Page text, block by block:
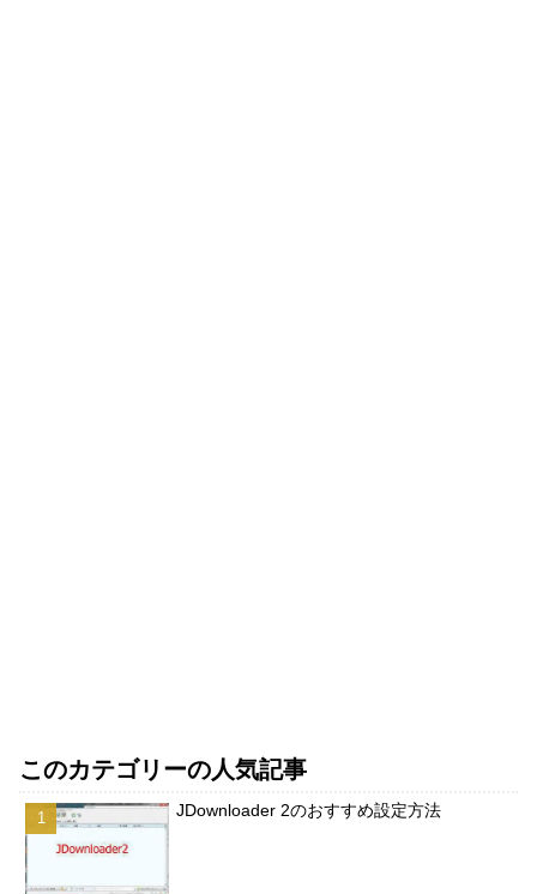
このカテゴリーの人気記事
JDownloader 2のおすすめ設定方法